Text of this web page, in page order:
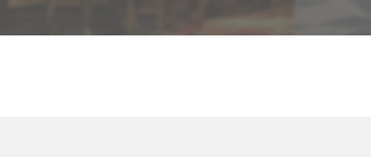
STEINWAY&SONS